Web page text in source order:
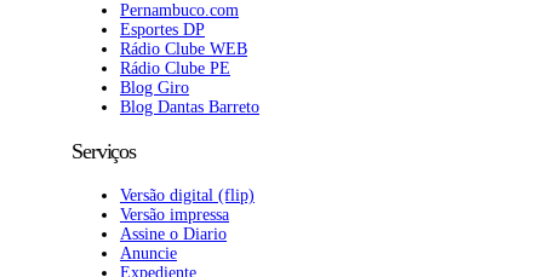
Pernambuco.com
Esportes DP
Rádio Clube WEB
Rádio Clube PE
Blog Giro
Blog Dantas Barreto
Serviços
Versão digital (flip)
Versão impressa
Assine o Diario
Anuncie
Expediente